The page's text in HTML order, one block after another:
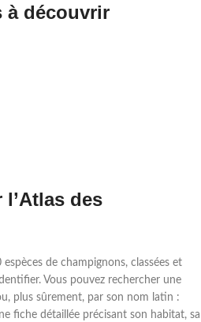
à découvrir
des
de champignons, classées et
Vous pouvez rechercher une
plus sûrement, par son nom latin :
fiche détaillée précisant son habitat, sa